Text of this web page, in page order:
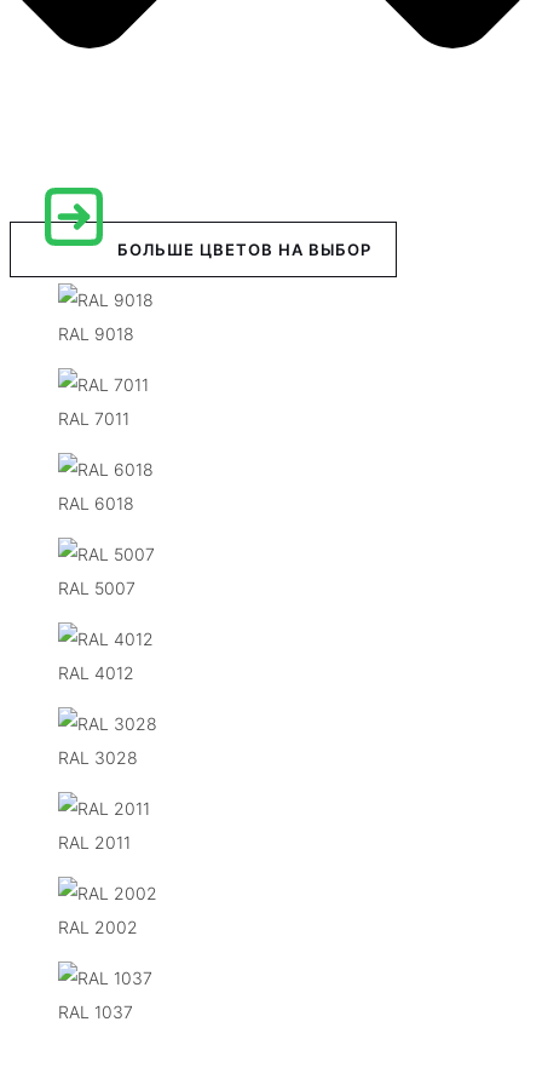
БОЛЬШЕ ЦВЕТОВ НА ВЫБОР
RAL 9018
RAL 7011
RAL 6018
RAL 5007
RAL 4012
RAL 3028
RAL 2011
RAL 2002
RAL 1037